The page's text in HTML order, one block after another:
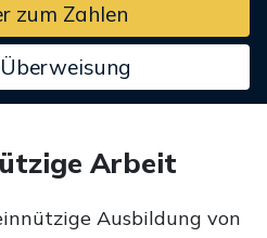
zum Zahlen
Arbeit
Ausbildung von